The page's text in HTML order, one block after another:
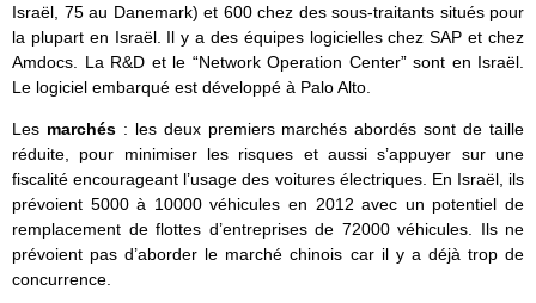
Israël, 75 au Danemark) et 600 chez des sous-traitants situés pour
la plupart en Israël. Il y a des équipes logicielles chez SAP et chez
Amdocs. La R&D et le “Network Operation Center” sont en Israël.
Le logiciel embarqué est développé à Palo Alto.
Les marchés : les deux premiers marchés abordés sont de taille
réduite, pour minimiser les risques et aussi s’appuyer sur une
fiscalité encourageant l’usage des voitures électriques. En Israël, ils
prévoient 5000 à 10000 véhicules en 2012 avec un potentiel de
remplacement de flottes d’entreprises de 72000 véhicules. Ils ne
prévoient pas d’aborder le marché chinois car il y a déjà trop de
concurrence.